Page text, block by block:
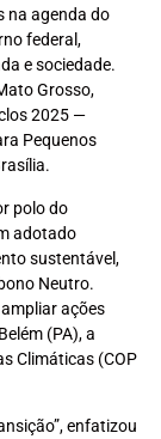
na agenda do
federal,
e sociedade.
Grosso,
2025 —
Pequenos
polo do
adotado
sustentável,
Neutro.
ações
(PA), a
Climáticas (COP
enfatizou